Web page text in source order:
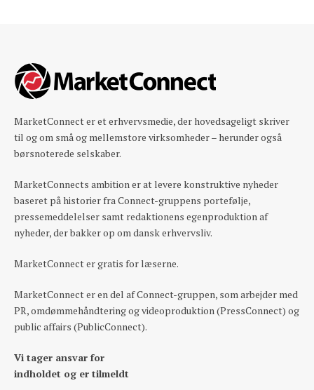
MarketConnect er et erhvervsmedie, der hovedsageligt skriver
til og om små og mellemstore virksomheder – herunder også
børsnoterede selskaber.
MarketConnects ambition er at levere konstruktive nyheder
baseret på historier fra Connect-gruppens portefølje,
pressemeddelelser samt redaktionens egenproduktion af
nyheder, der bakker op om dansk erhvervsliv.
MarketConnect er gratis for læserne.
MarketConnect er en del af Connect-gruppen, som arbejder med
PR, omdømmehåndtering og videoproduktion (PressConnect) og
public affairs (PublicConnect).
Vi tager ansvar for
indholdet og er tilmeldt